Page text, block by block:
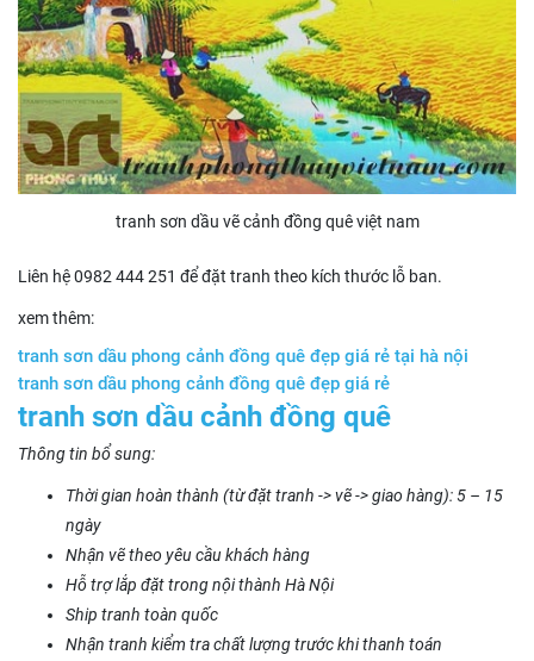
tranh sơn dầu vẽ cảnh đồng quê việt nam
Liên hệ 0982 444 251 để đặt tranh theo kích thước lỗ ban.
xem thêm:
tranh sơn dầu phong cảnh đồng quê đẹp giá rẻ tại hà nội
tranh sơn dầu phong cảnh đồng quê đẹp giá rẻ
tranh sơn dầu cảnh đồng quê
Thông tin bổ sung:
Thời gian hoàn thành (từ đặt tranh -> vẽ -> giao hàng): 5 – 15
ngày
Nhận vẽ theo yêu cầu khách hàng
Hỗ trợ lắp đặt trong nội thành Hà Nội
Ship tranh toàn quốc
Nhận tranh kiểm tra chất lượng trước khi thanh toán